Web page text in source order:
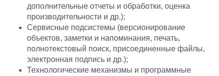
дополнительные отчеты и обработки, оценка
производительности и др.);
Сервисные подсистемы (версионирование
объектов, заметки и напоминания, печать,
полнотекстовый поиск, присоединенные файлы,
электронная подпись и др.);
Технологические механизмы и программные